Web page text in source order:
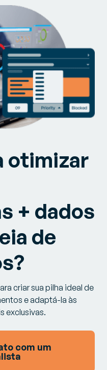
otimizar
+ dados
de
criar sua pilha ideal de
e adaptá-la às
exclusivas.
com um